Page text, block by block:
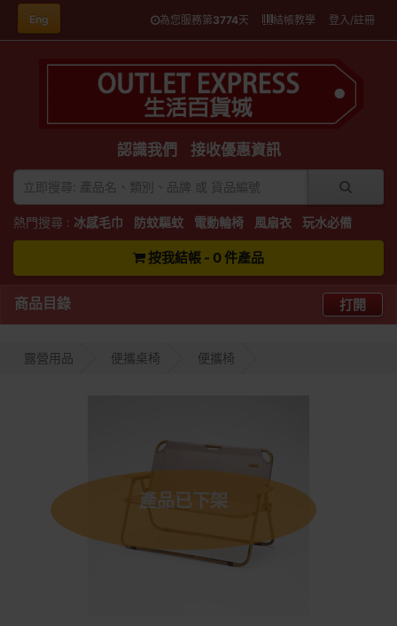
Eng 為您服務第3774天 結帳教學 登入/註冊
認識我們 接收優惠資訊
熱門搜尋 : 冰感毛巾 防蚊驅蚊 電動輪椅 風扇衣 玩水必備
按我結帳 - 0 件產品
商品目錄 打開
露營用品 便攜桌椅 便攜椅
產品已下架